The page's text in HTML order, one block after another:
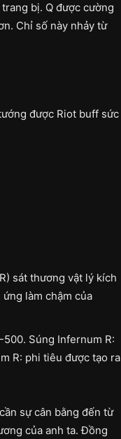
bị. Q được cường
Chỉ số này nhảy từ
được Riot buff sức
sát thương vật lý kích
làm chậm của
Súng Infernum R:
R: phi tiêu được tạo ra
sự cân bằng đến từ
của anh ta. Đồng